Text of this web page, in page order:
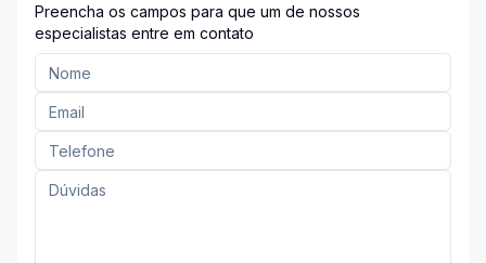
Preencha os campos para que um de nossos
especialistas entre em contato